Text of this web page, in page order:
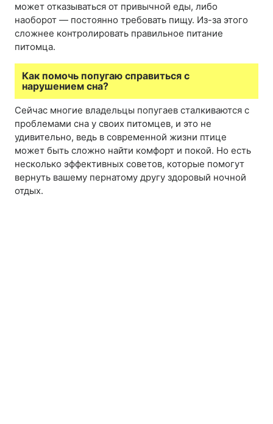
может отказываться от привычной еды, либо
наоборот — постоянно требовать пищу. Из-за этого
сложнее контролировать правильное питание
питомца.
Как помочь попугаю справиться с
нарушением сна?
Сейчас многие владельцы попугаев сталкиваются с
проблемами сна у своих питомцев, и это не
удивительно, ведь в современной жизни птице
может быть сложно найти комфорт и покой. Но есть
несколько эффективных советов, которые помогут
вернуть вашему пернатому другу здоровый ночной
отдых.